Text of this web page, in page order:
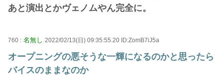
あと演出とかヴェノムやん完全に。
760 : 名無し 2022/02/13(日) 09:35:55.20 ID:ZomB7iJ5a
オープニングの悪そうな一輝になるのかと思ったら
バイスのままなのか